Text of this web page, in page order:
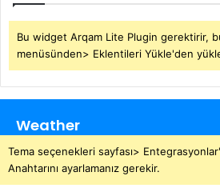
Bu widget Arqam Lite Plugin gerektirir,
menüsünden> Eklentileri Yükle'den
Weather
Tema seçenekleri sayfası>
Anahtarını ayarlamanız gerekir.